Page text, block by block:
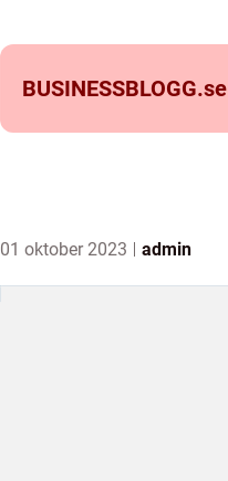
BUSINESSBLOGG.se
01 oktober 2023 admin